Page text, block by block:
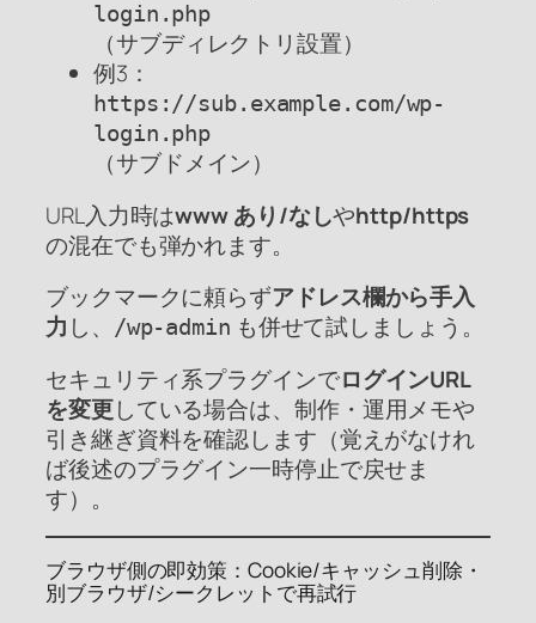
login.php
（サブディレクトリ設置）
例3：
https://sub.example.com/wp-
login.php
（サブドメイン）
URL入力時はwww あり/なしやhttp/https
の混在でも弾かれます。
ブックマークに頼らずアドレス欄から手入
力 し、 /wp-admin も併せて試しましょう。
セキュリティ系プラグインでログインURL
を変更している場合は、制作・運用メモや
引き継ぎ資料を確認します（覚えがなけれ
ば後述のプラグイン一時停止で戻せま
す）。
ブラウザ側の即効策：Cookie/キャッシュ削除・
別ブラウザ/シークレットで再試行